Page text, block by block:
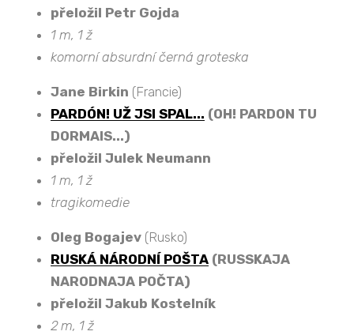
přeložil Petr Gojda
1 m, 1 ž
komorní absurdní černá groteska
Jane Birkin (Francie)
PARDÓN! UŽ JSI SPAL... (OH! PARDON TU
DORMAIS...)
přeložil Julek Neumann
1 m, 1 ž
tragikomedie
Oleg Bogajev (Rusko)
RUSKÁ NÁRODNÍ POŠTA (RUSSKAJA
NARODNAJA POČTA)
přeložil Jakub Kostelník
2 m, 1 ž